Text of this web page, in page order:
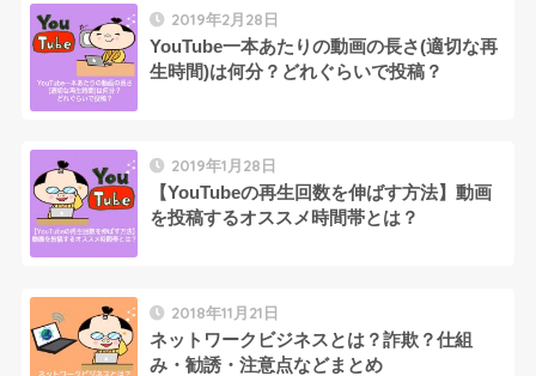
2019年2月28日
YouTube一本あたりの動画の長さ(適切な再
生時間)は何分？どれぐらいで投稿？
2019年1月28日
【YouTubeの再生回数を伸ばす方法】動画
を投稿するオススメ時間帯とは？
2018年11月21日
ネットワークビジネスとは？詐欺？仕組
み・勧誘・注意点などまとめ